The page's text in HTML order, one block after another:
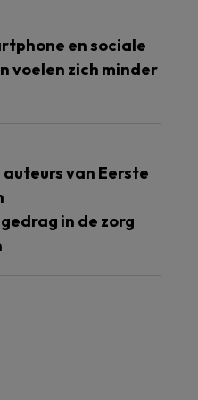
en sociale
voelen zich minder
van Eerste
in de zorg